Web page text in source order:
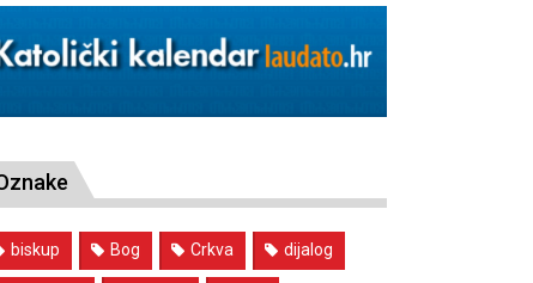
biskup Bog Crkva dijalog